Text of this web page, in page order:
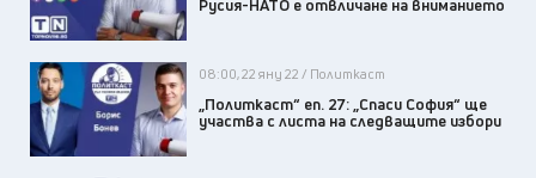
08:00, 22 яну 22 / Политкаст
„Политкаст“ еп. 27: „Спаси София“ ще
участва с листа на следващите избори